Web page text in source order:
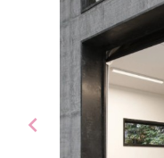
chevron_left